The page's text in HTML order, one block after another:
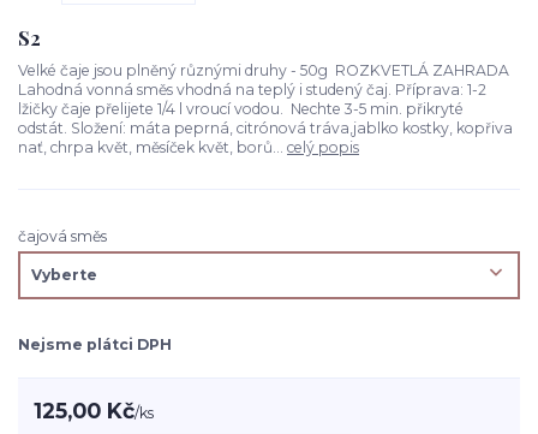
S2
Velké čaje jsou plněný různými druhy - 50g ROZKVETLÁ ZAHRADA
Lahodná vonná směs vhodná na teplý i studený čaj. Příprava: 1-2
lžičky čaje přelijete 1/4 l vroucí vodou. Nechte 3-5 min. přikryté
odstát. Složení: máta peprná, citrónová tráva,jablko kostky, kopřiva
nať, chrpa květ, měsíček květ, borů... celý popis
čajová směs
Nejsme plátci DPH
125,00 Kč/ks